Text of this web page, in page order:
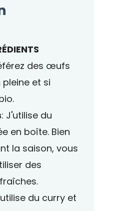
des œufs
pleine et si
: J'utilise du
en boîte. Bien
la saison, vous
des
du curry et